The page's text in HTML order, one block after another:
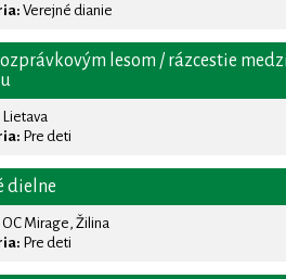
Verejné dianie
lesom / rázcestie
Lietava
Pre deti
dielne
OC Mirage, Žilina
Pre deti